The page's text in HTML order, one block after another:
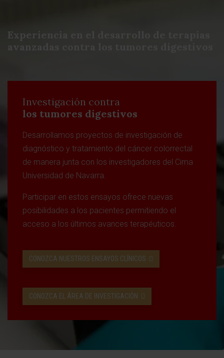
Experiencia en el desarrollo de terapias
avanzadas contra los tumores digestivos
Investigación contra
los tumores digestivos
Desarrollamos proyectos de investigación de
diagnóstico y tratamiento del cáncer colorrectal
de manera junta con los investigadores del Cima
Universidad de Navarra.
Participar en estos ensayos ofrece nuevas
posibilidades a los pacientes permitiendo el
acceso a los últimos avances terapéuticos.
CONOZCA NUESTROS ENSAYOS CLÍNICOS
CONOZCA EL ÁREA DE INVESTIGACIÓN